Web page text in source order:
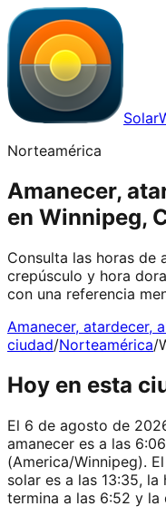
Norteamérica
Amanecer,
en Winnipeg,
Consulta las horas de
crepúsculo y hora
con una referencia
Amanecer, atardecer,
ciudad/Norteamérica/
Hoy en esta
El 6 de agosto de
amanecer es a las
(America/Winnipeg).
solar es a las 13:35,
termina a las 6:52 y la